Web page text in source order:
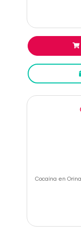
Cocaína en Orina